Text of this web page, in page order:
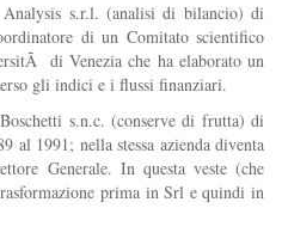
s.r.l. (analisi di bilancio) di
di un Comitato scientifico
di Venezia che ha elaborato un
gli indici e i flussi finanziari.
s.n.c. (conserve di frutta) di
al 1991; nella stessa azienda diventa
Generale. In questa veste (che
prima in Srl e quindi in